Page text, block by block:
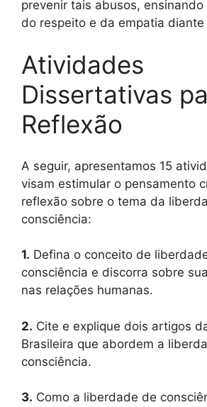
prevenir tais abusos,
do respeito e da empatia
Atividades
Dissertativas
Reflexão
A seguir, apresentamos 15
visam estimular o pensamento
reflexão sobre o tema da
consciência:
1. Defina o conceito de
consciência e discorra sobre
nas relações humanas.
2. Cite e explique dois artigos
Brasileira que abordem a
consciência.
3. Como a liberdade de